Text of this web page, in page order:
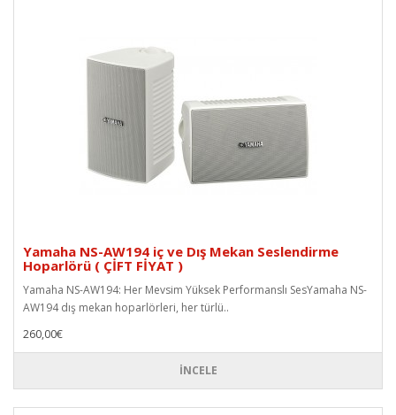
Yamaha NS-AW194 iç ve Dış Mekan Seslendirme
Hoparlörü ( ÇİFT FİYAT )
Yamaha NS-AW194: Her Mevsim Yüksek Performanslı SesYamaha NS-
AW194 dış mekan hoparlörleri, her türlü..
260,00€
İNCELE